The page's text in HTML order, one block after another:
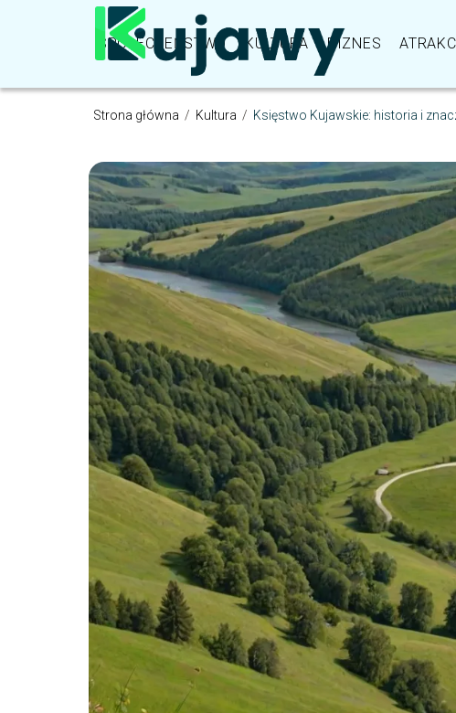
SPOŁECZEŃSTWO KULTURA BIZNES
Strona główna / Kultura / Księstwo Kujawskie: historia i